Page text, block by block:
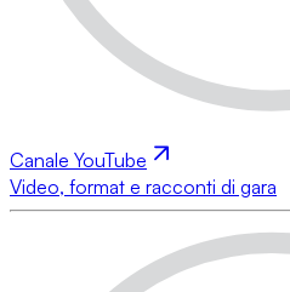
Canale YouTube
Video, format e racconti di gara